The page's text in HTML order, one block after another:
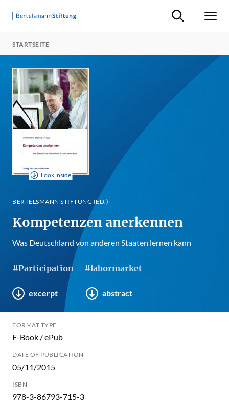
Suche ein-/
STARTSEITE
Look inside
BERTELSMANN STIFTUNG (ED.)
Kompetenzen anerkennen
Was Deutschland von anderen Staaten lernen kann
#Participation #labormarket
excerpt abstract
FORMAT TYPE
E-Book / ePub
DATE OF PUBLICATION
05/11/2015
ISBN
978-3-86793-715-3